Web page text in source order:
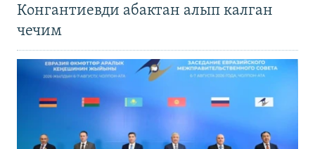
Конгантиевди абактан алып калган
чечим